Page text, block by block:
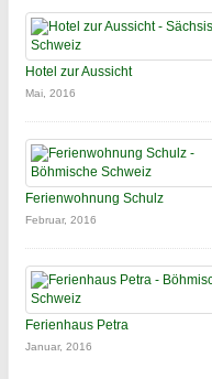
Hotel zur Aussicht
Mai, 2016
Ferienwohnung Schulz
Februar, 2016
Ferienhaus Petra
Januar, 2016